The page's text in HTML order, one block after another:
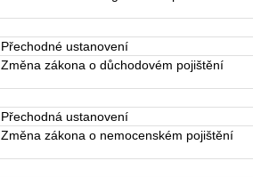
Přechodné ustanovení
Změna zákona o důchodovém pojištění
Přechodná ustanovení
Změna zákona o nemocenském pojištění